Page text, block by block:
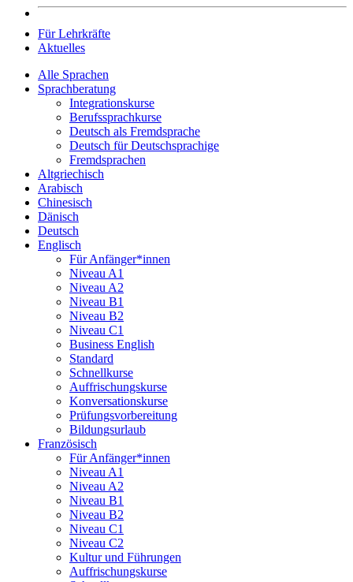
Für Lehrkräfte
Aktuelles
Alle Sprachen
Sprachberatung
Integrationskurse
Berufssprachkurse
Deutsch als Fremdsprache
Deutsch für Deutschsprachige
Fremdsprachen
Altgriechisch
Arabisch
Chinesisch
Dänisch
Deutsch
Englisch
Für Anfänger*innen
Niveau A1
Niveau A2
Niveau B1
Niveau B2
Niveau C1
Business English
Standard
Schnellkurse
Auffrischungskurse
Konversationskurse
Prüfungsvorbereitung
Bildungsurlaub
Französisch
Für Anfänger*innen
Niveau A1
Niveau A2
Niveau B1
Niveau B2
Niveau C1
Niveau C2
Kultur und Führungen
Auffrischungskurse